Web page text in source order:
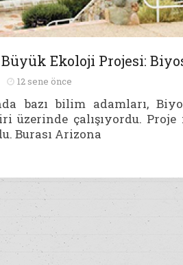
Büyük Ekoloji Projesi:
12 sene önce
bazı bilim adamları,
üzerinde çalışıyordu.
Burası Arizona